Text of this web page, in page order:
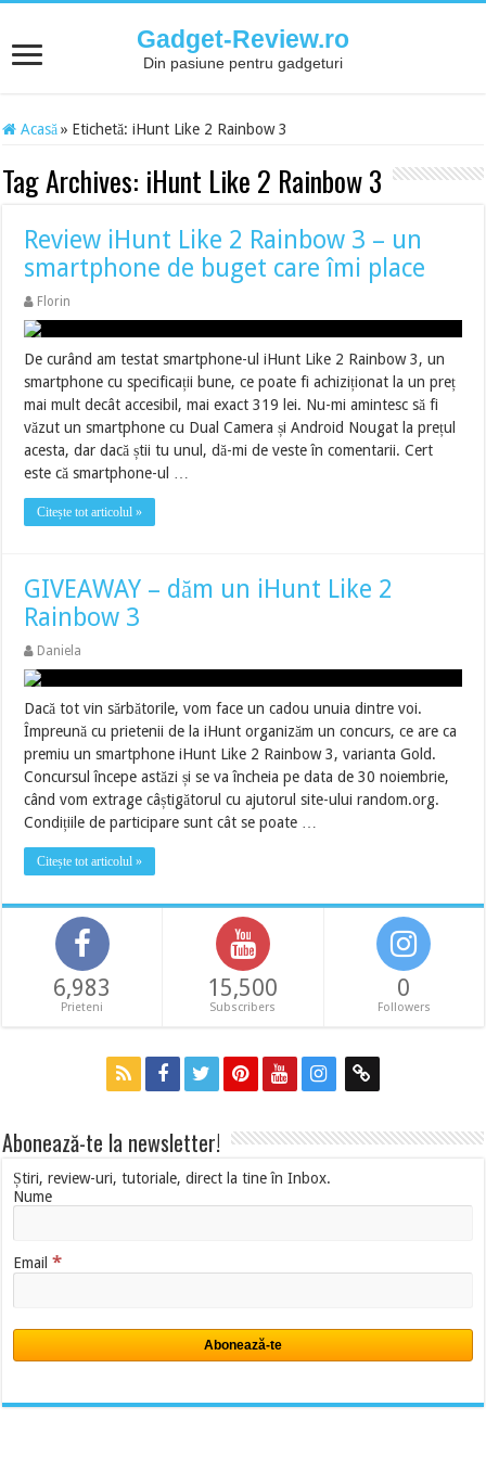
Gadget-Review.ro
Din pasiune pentru gadgeturi
Acasă » Etichetă:iHunt Like 2 Rainbow 3
Tag Archives: iHunt Like 2 Rainbow 3
Review iHunt Like 2 Rainbow 3 – un
smartphone de buget care îmi place
Florin
De curând am testat smartphone-ul iHunt Like 2 Rainbow 3, un
smartphone cu specificații bune, ce poate fi achiziționat la un preț
mai mult decât accesibil, mai exact 319 lei. Nu-mi amintesc să fi
văzut un smartphone cu Dual Camera și Android Nougat la prețul
acesta, dar dacă știi tu unul, dă-mi de veste în comentarii. Cert
este că smartphone-ul …
Citește tot articolul »
GIVEAWAY – dăm un iHunt Like 2
Rainbow 3
Daniela
Dacă tot vin sărbătorile, vom face un cadou unuia dintre voi.
Împreună cu prietenii de la iHunt organizăm un concurs, ce are ca
premiu un smartphone iHunt Like 2 Rainbow 3, varianta Gold.
Concursul începe astăzi și se va încheia pe data de 30 noiembrie,
când vom extrage câștigătorul cu ajutorul site-ului random.org.
Condițiile de participare sunt cât se poate …
Citește tot articolul »
6,983
Prieteni
15,500
Subscribers
0
Followers
Abonează-te la newsletter!
Știri, review-uri, tutoriale, direct la tine în Inbox.
Nume
Email*